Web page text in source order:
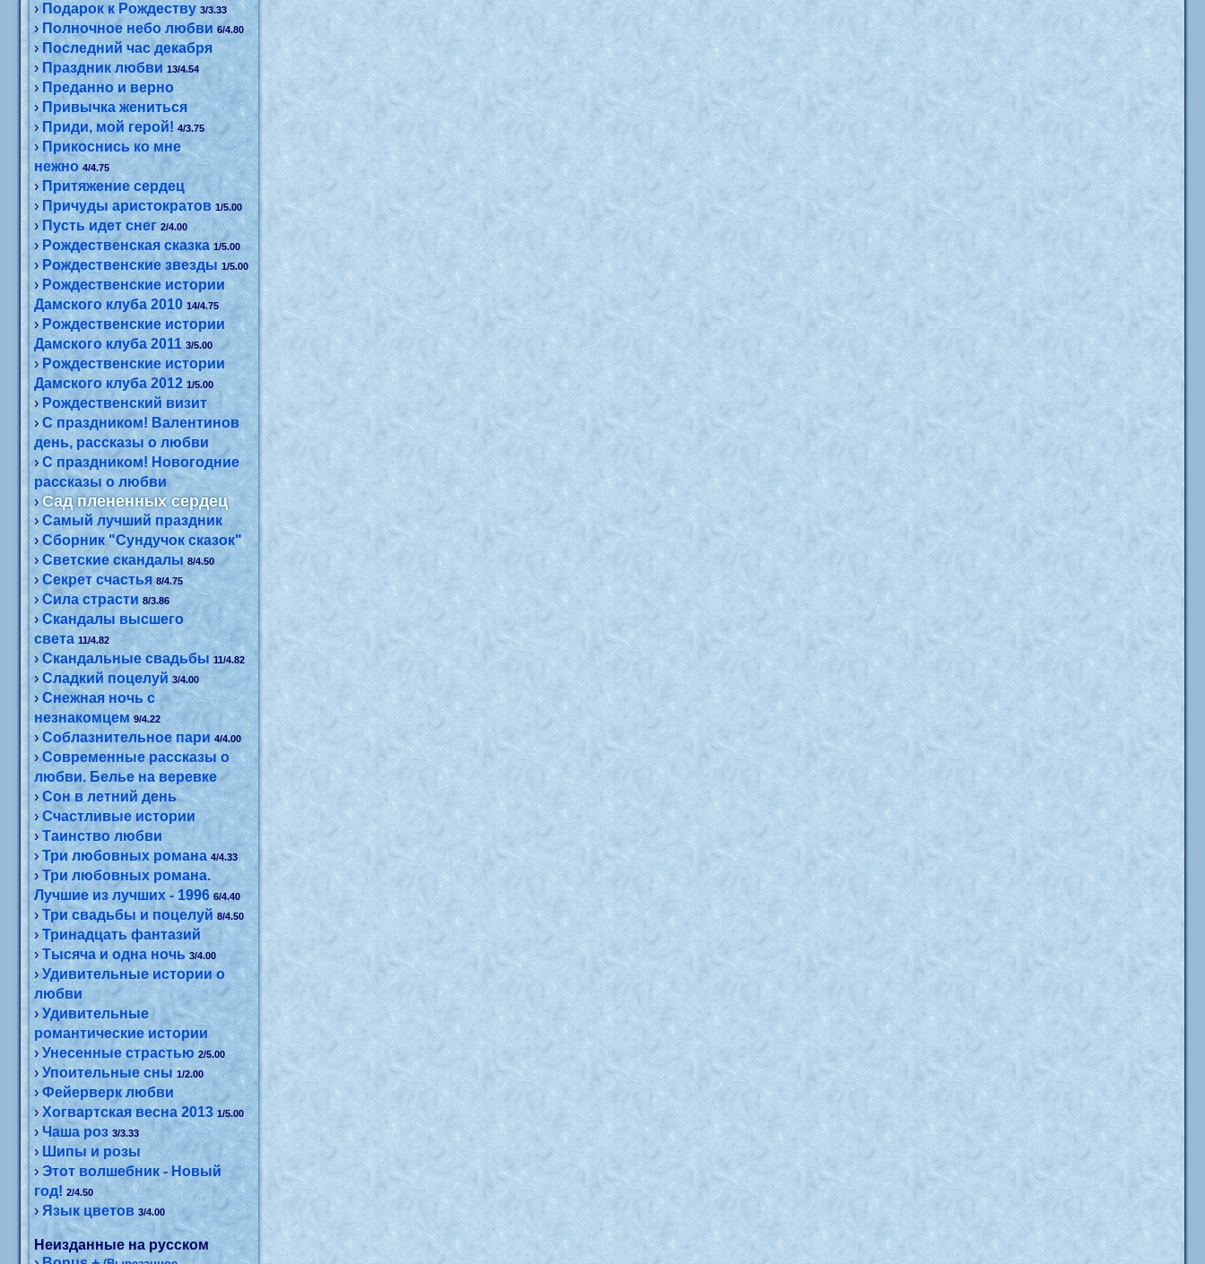
› Подарок к Рождеству 3/3.33
›Полночное небо любви 6/4.80
›Последний час декабря
›Праздник любви 13/4.54
›Преданно и верно
›Привычка жениться
›Приди, мой герой! 4/3.75
›Прикоснись ко мне
нежно 4/4.75
›Притяжение сердец
›Причуды аристократов 1/5.00
› Пусть идет снег 2/4.00
›Рождественская сказка 1/5.00
› Рождественские звезды 1/5.00
›Рождественские истории
Дамского клуба 2010 14/4.75
› Рождественские истории
Дамского клуба 2011 3/5.00
›Рождественские истории
Дамского клуба 2012 1/5.00
›Рождественский визит
›С праздником! Валентинов
день, рассказы о любви
›С праздником! Новогодние
рассказы о любви
›Сад плененных сердец
›Самый лучший праздник
›Сборник "Сундучок сказок"
›Светские скандалы 8/4.50
›Секрет счастья 8/4.75
›Сила страсти 8/3.86
›Скандалы высшего
света 11/4.82
›Скандальные свадьбы 11/4.82
›Сладкий поцелуй 3/4.00
›Снежная ночь с
незнакомцем 9/4.22
›Соблазнительное пари 4/4.00
›Современные рассказы о
любви. Белье на веревке
›Сон в летний день
›Счастливые истории
›Таинство любви
›Три любовных романа 4/4.33
›Три любовных романа.
Лучшие из лучших - 1996 6/4.40
›Три свадьбы и поцелуй 8/4.50
›Тринадцать фантазий
›Тысяча и одна ночь 3/4.00
›Удивительные истории о
любви
›Удивительные
романтические истории
›Унесенные страстью 2/5.00
›Упоительные сны 1/2.00
›Фейерверк любви
›Хогвартская весна 2013 1/5.00
›Чаша роз 3/3.33
› Шипы и розы
›Этот волшебник - Новый
год! 2/4.50
›Язык цветов 3/4.00
Неизданные на русском